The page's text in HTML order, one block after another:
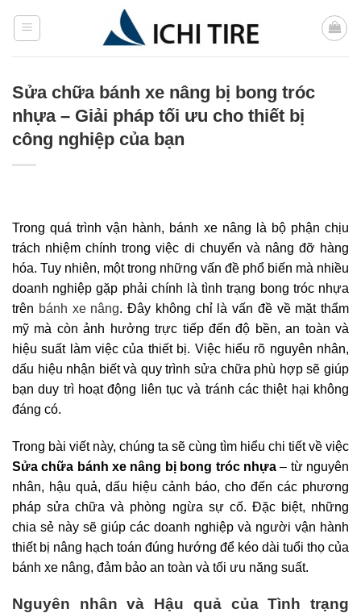
Sửa chữa bánh xe nâng bị bong tróc
nhựa – Giải pháp tối ưu cho thiết bị
công nghiệp của bạn
Trong quá trình vận hành, bánh xe nâng là bộ phận chịu
trách nhiệm chính trong việc di chuyển và nâng đỡ hàng
hóa. Tuy nhiên, một trong những vấn đề phổ biến mà nhiều
doanh nghiệp gặp phải chính là tình trạng bong tróc nhựa
trên bánh xe nâng. Đây không chỉ là vấn đề về mặt thẩm
mỹ mà còn ảnh hưởng trực tiếp đến độ bền, an toàn và
hiệu suất làm việc của thiết bị. Việc hiểu rõ nguyên nhân,
dấu hiệu nhận biết và quy trình sửa chữa phù hợp sẽ giúp
bạn duy trì hoạt động liên tục và tránh các thiệt hại không
đáng có.
Trong bài viết này, chúng ta sẽ cùng tìm hiểu chi tiết về việc
Sửa chữa bánh xe nâng bị bong tróc nhựa– từ nguyên
nhân, hậu quả, dấu hiệu cảnh báo, cho đến các phương
pháp sửa chữa và phòng ngừa sự cố. Đặc biệt, những
chia sẻ này sẽ giúp các doanh nghiệp và người vận hành
thiết bị nâng hạch toán đúng hướng để kéo dài tuổi thọ của
bánh xe nâng, đảm bảo an toàn và tối ưu năng suất.
Nguyên nhân và Hậu quả của Tình trạng